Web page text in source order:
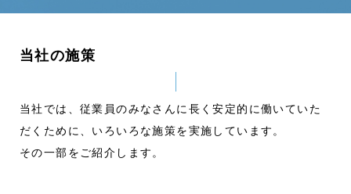
当社の施策
当社では、従業員のみなさんに長く安定的に働いていた
だくために、いろいろな施策を実施しています。
その一部をご紹介します。